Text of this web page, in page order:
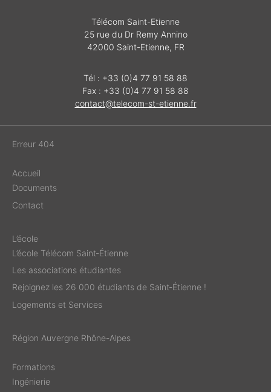
Télécom Saint-Etienne
25 rue du Dr Remy Annino
42000 Saint-Etienne, FR
Tél : +33 (0)4 77 91 58 88
Fax : +33 (0)4 77 91 58 88
contact@telecom-st-etienne.fr
Erreur 404
Accueil
Documents
Contact
L’école
L’école Télécom Saint‑Étienne
Les associations étudiantes
Rejoignez les 26 000 étudiants de Saint‑Étienne !
Logements et Services
Région Auvergne Rhône-Alpes
Formations
Ingénierie